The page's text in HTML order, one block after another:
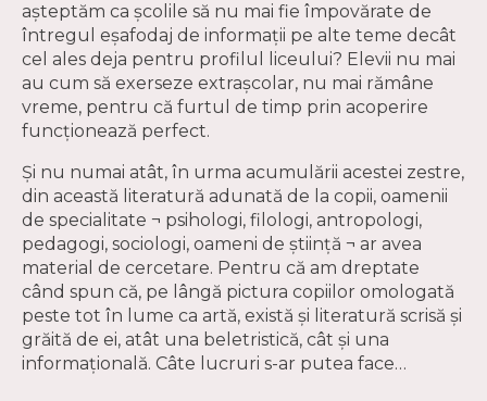
aşteptăm ca şcolile să nu mai fie împovărate de
întregul eşafodaj de informaţii pe alte teme decât
cel ales deja pentru profilul liceului? Elevii nu mai
au cum să exerseze extraşcolar, nu mai rămâne
vreme, pentru că furtul de timp prin acoperire
funcţionează perfect.
Şi nu numai atât, în urma acumulării acestei zestre,
din această literatură adunată de la copii, oamenii
de specialitate ¬ psihologi, filologi, antropologi,
pedagogi, sociologi, oameni de ştiinţă ¬ ar avea
material de cercetare. Pentru că am dreptate
când spun că, pe lângă pictura copiilor omologată
peste tot în lume ca artă, există şi literatură scrisă şi
grăită de ei, atât una beletristică, cât şi una
informaţională. Câte lucruri s-ar putea face…